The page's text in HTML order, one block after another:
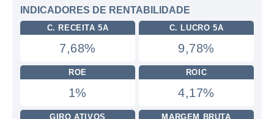
INDICADORES DE RENTABILIDADE
C. RECEITA 5A
7,68%
C. LUCRO 5A
9,78%
ROE
1%
ROIC
4,17%
GIRO ATIVOS MARGEM BRUTA